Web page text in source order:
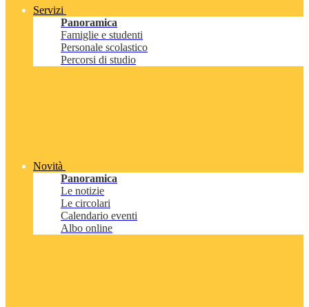
Servizi
Panoramica
Famiglie e studenti
Personale scolastico
Percorsi di studio
Novità
Panoramica
Le notizie
Le circolari
Calendario eventi
Albo online